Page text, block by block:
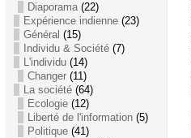
Diaporama(22)
Expérience indienne(23)
Général (15)
Individu & Société(7)
L'individu(14)
Changer(11)
La société(64)
Ecologie(12)
Liberté de l'information(5)
Politique(41)